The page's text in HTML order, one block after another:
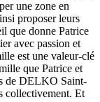
une zone en
proposer leurs
que donne Patrice
avec passion et
est une valeur-clé
que Patrice et
de DELKO Saint-
collectivement. Et